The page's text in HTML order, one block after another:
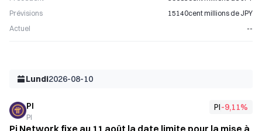
Prévisions
15140cent millions de JPY
Actuel
--
Lundi2026-08-10
PI
PI
PI-9,11%
Pi Network fixe au 11 août la date limite pour la mise à